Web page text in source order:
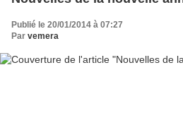
Publié le 20/01/2014 à 07:27
Par vemera